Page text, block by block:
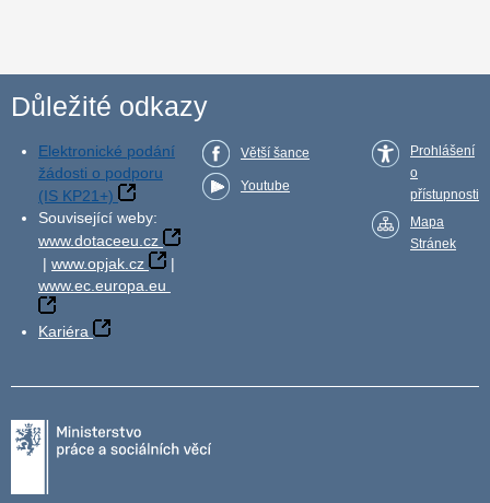
Důležité odkazy
Elektronické podání
žádosti o podporu
(IS KP21+)
Související weby:
www.dotaceeu.cz
| www.opjak.cz
|
www.ec.europa.eu
Kariéra
Větší šance
Youtube
Prohlášení
o
přístupnosti
Mapa
Stránek